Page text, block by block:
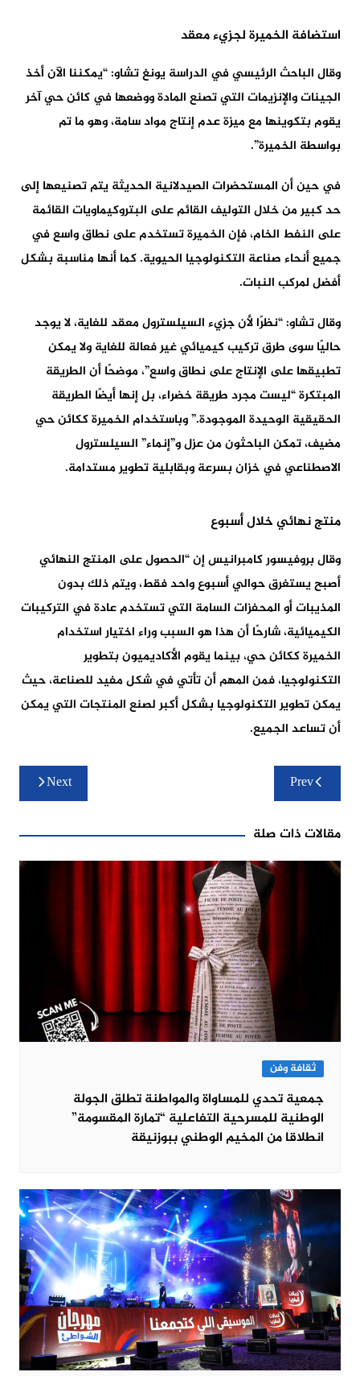
استضافة الخميرة لجزيء معقد
وقال الباحث الرئيسي في الدراسة يونغ تشاو: “يمكننا الآن أخذ
الجينات والإنزيمات التي تصنع المادة ووضعها في كائن حي آخر
يقوم بتكوينها مع ميزة عدم إنتاج مواد سامة، وهو ما تم
بواسطة الخميرة”.
في حين أن المستحضرات الصيدلانية الحديثة يتم تصنيعها إلى
حد كبير من خلال التوليف القائم على البتروكيماويات القائمة
على النفط الخام، فإن الخميرة تستخدم على نطاق واسع في
جميع أنحاء صناعة التكنولوجيا الحيوية. كما أنها مناسبة بشكل
أفضل لمركب النبات.
وقال تشاو: “نظرًا لأن جزيء السيلسترول معقد للغاية، لا يوجد
حاليًا سوى طرق تركيب كيميائي غير فعالة للغاية ولا يمكن
تطبيقها على الإنتاج على نطاق واسع”، موضحًا أن الطريقة
المبتكرة “ليست مجرد طريقة خضراء، بل إنها أيضًا الطريقة
الحقيقية الوحيدة الموجودة.” وباستخدام الخميرة ككائن حي
مضيف، تمكن الباحثون من عزل و”إنماء” السيلسترول
الاصطناعي في خزان بسرعة وبقابلية تطوير مستدامة.
منتج نهائي خلال أسبوع
وقال بروفيسور كامبرانيس إن “الحصول على المنتج النهائي
أصبح يستغرق حوالي أسبوع واحد فقط، ويتم ذلك بدون
المذيبات أو المحفزات السامة التي تستخدم عادة في التركيبات
الكيميائية، شارحًا أن هذا هو السبب وراء اختيار استخدام
الخميرة ككائن حي، بينما يقوم الأكاديميون بتطوير
التكنولوجيا، فمن المهم أن تأتي في شكل مفيد للصناعة، حيث
يمكن تطوير التكنولوجيا بشكل أكبر لصنع المنتجات التي يمكن
أن تساعد الجميع.
تصفّح
المقالاتPrev
Next
مقالات ذات صلة
ثقافة وفن
جمعية تحدي للمساواة والمواطنة تطلق الجولة
الوطنية للمسرحية التفاعلية “تمارة المقسومة”
انطلاقا من المخيم الوطني ببوزنيقة